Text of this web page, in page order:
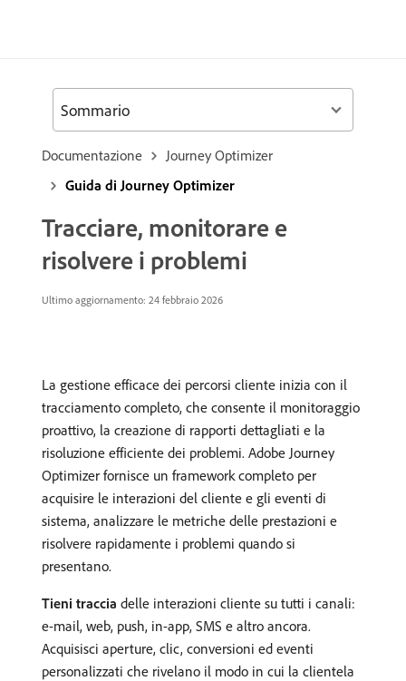
Documentazione
Journey Optimizer
Guida di Journey Optimizer
Tracciare, monitorare e
risolvere i problemi
Ultimo aggiornamento: 24 febbraio 2026
La gestione efficace dei percorsi cliente inizia con il
tracciamento completo, che consente il monitoraggio
proattivo, la creazione di rapporti dettagliati e la
risoluzione efficiente dei problemi. Adobe Journey
Optimizer fornisce un framework completo per
acquisire le interazioni del cliente e gli eventi di
sistema, analizzare le metriche delle prestazioni e
risolvere rapidamente i problemi quando si
presentano.
Tieni traccia delle interazioni cliente su tutti i canali:
e-mail, web, push, in-app, SMS e altro ancora.
Acquisisci aperture, clic, conversioni ed eventi
personalizzati che rivelano il modo in cui la clientela
Sommario